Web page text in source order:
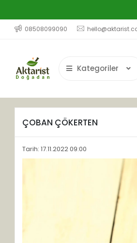
08508099090
Kategoriler
ÇOBAN ÇÖKERTEN
Tarih: 17.11.2022 09:00